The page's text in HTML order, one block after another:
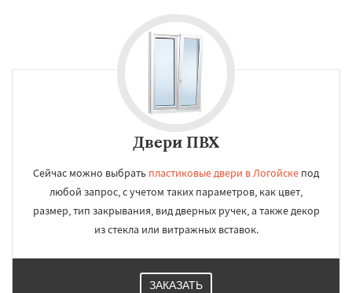
Двери ПВХ
Сейчас можно выбрать пластиковые двери в Логойске под
любой запрос, с учетом таких параметров, как цвет,
размер, тип закрывания, вид дверных ручек, а также декор
из стекла или витражных вставок.
ЗАКАЗАТЬ